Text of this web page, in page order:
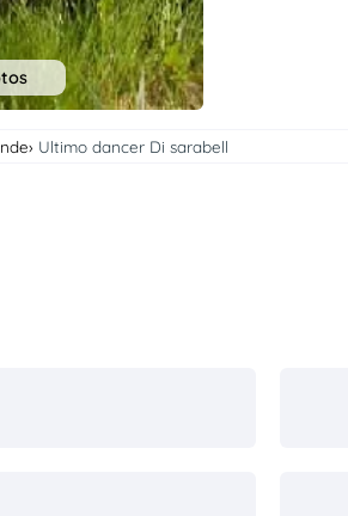
Ultimo dancer Di sarabell